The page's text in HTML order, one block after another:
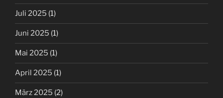
Juli 2025 (1)
Juni 2025 (1)
Mai 2025 (1)
April 2025 (1)
März 2025 (2)